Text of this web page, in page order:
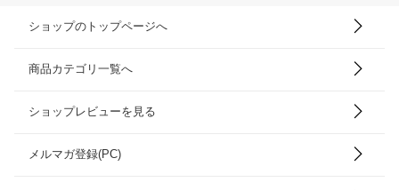
ショップのトップページへ
商品カテゴリ一覧へ
ショップレビューを見る
メルマガ登録(PC)